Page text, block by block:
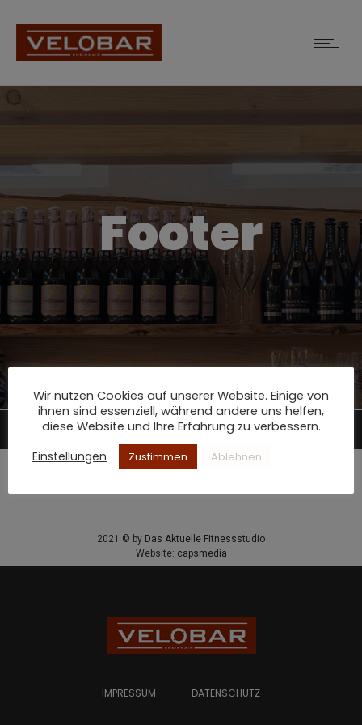
Footer
Startseite»Footer
IMPRESSUM DATENSCHUTZ
2021 © by Das Aktuelle Fitnessstudio
Website: capsmedia
IMPRESSUM DATENSCHUTZ
Wir nutzen Cookies auf unserer Website. Einige von
ihnen sind essenziell, während andere uns helfen,
diese Website und Ihre Erfahrung zu verbessern.
Einstellungen
Zustimmen Ablehnen